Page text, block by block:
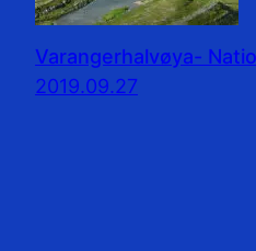
Varangerhalvøya-
2019.09.27